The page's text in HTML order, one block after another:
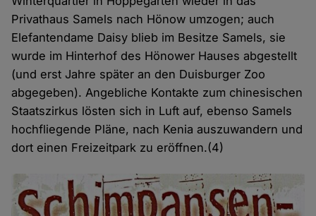
Privathaus Samels nach Hönow umzogen; auch
Elefantendame Daisy blieb im Besitze Samels, sie
wurde im Hinterhof des Hönower Hauses abgestellt
(und erst Jahre später an den Duisburger Zoo
abgegeben). Angebliche Kontakte zum chinesischen
Staatszirkus lösten sich in Luft auf, ebenso Samels
hochfliegende Pläne, nach Kenia auszuwandern und
dort einen Freizeitpark zu eröffnen.(4)